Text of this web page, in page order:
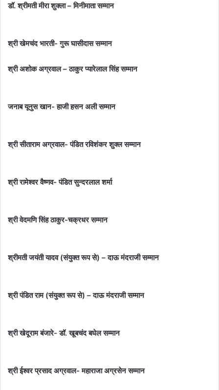
डॉ. श्रीमती मीरा शुक्ला – मिनीमाता सम्मान
श्री खेमचंद भारती- गुरू घासीदास सम्मान
श्री अशोक अग्रवाल – ठाकुर प्यारेलाल सिंह सम्मान
जनाब यूनुस खान- हाजी हसन अली सम्मान
श्री सीताराम अग्रवाल- पंडित रविशंकर शुक्ल सम्मान
श्री रामेश्वर वैष्णव- पंडित सुन्दरलाल शर्मा
श्री वेदमणि सिंह ठाकुर-चक्रधर सम्मान
श्रीमती जयंती यादव (संयुक्त रूप से) – दाऊ मंदराजी सम्मान
श्री पंडित राम (संयुक्त रूप से) – दाऊ मंदराजी सम्मान
श्री खेदूराम बंजारे- डॉ. खूबचंद बघेल सम्मान
श्री ईश्वर प्रसाद अग्रवाल- महाराजा अग्रसेन सम्मान